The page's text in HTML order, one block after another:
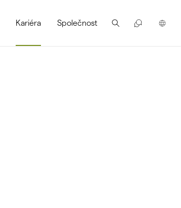
Kariéra Společnost